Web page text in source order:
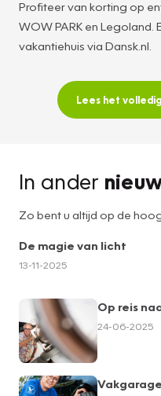
Profiteer van korting op
WOW PARK en
vakantiehuis via Dansk.nl.
Lees het
In ander
Zo bent u altijd op de
De magie van licht
13-11-2025
Op reis
24-06-2025